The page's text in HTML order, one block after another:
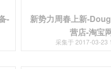
-
新势力周春上新-
营店-淘宝
采集于 2017-03-23